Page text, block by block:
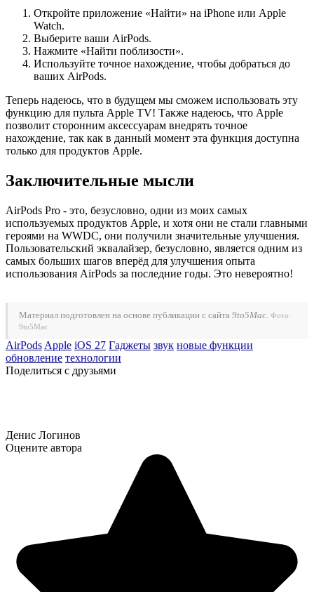
Откройте приложение «Найти» на iPhone или Apple
Watch.
Выберите ваши AirPods.
Нажмите «Найти поблизости».
Используйте точное нахождение, чтобы добраться до
ваших AirPods.
Теперь надеюсь, что в будущем мы сможем использовать эту
функцию для пульта Apple TV! Также надеюсь, что Apple
позволит сторонним аксессуарам внедрять точное
нахождение, так как в данный момент эта функция доступна
только для продуктов Apple.
Заключительные мысли
AirPods Pro - это, безусловно, одни из моих самых
используемых продуктов Apple, и хотя они не стали главными
героями на WWDC, они получили значительные улучшения.
Пользовательский эквалайзер, безусловно, является одним из
самых больших шагов вперёд для улучшения опыта
использования AirPods за последние годы. Это невероятно!
Материал подготовлен на основе публикации с сайта 9to5Mac Фото:
9to5Mac
AirPods Apple iOS 27 Гаджеты звук новые функции
обновление технологии
Поделиться с друзьями
Денис Логинов
Оцените автора